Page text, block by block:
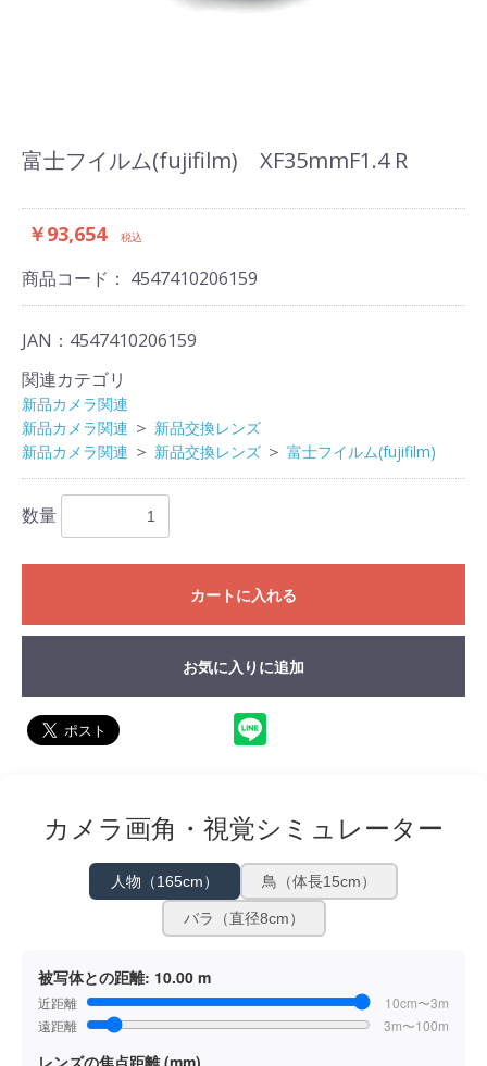
富士フイルム(fujifilm) XF35mmF1.4 R
￥93,654 税込
商品コード： 4547410206159
JAN：4547410206159
関連カテゴリ
新品カメラ関連
新品カメラ関連 ＞ 新品交換レンズ
新品カメラ関連 ＞ 新品交換レンズ ＞ 富士フイルム(fujifilm)
数量
カートに入れる
お気に入りに追加
カメラ画角・視覚シミュレーター
人物（165cm） 鳥（体長15cm）
バラ（直径8cm）
被写体との距離: 10.00 m
近距離
10cm〜3m
遠距離
3m〜100m
レンズの焦点距離 (mm)